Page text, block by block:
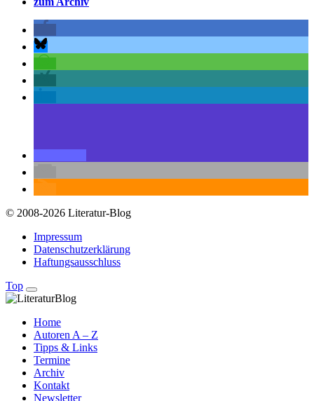
© 2008-2026 Literatur-Blog
Impressum
Datenschutzerklärung
Haftungsausschluss
Top
Home
Autoren A – Z
Tipps & Links
Termine
Archiv
Kontakt
Newsletter